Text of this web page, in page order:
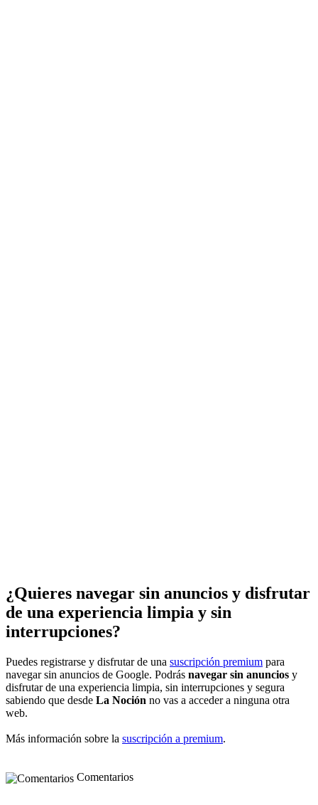
¿Quieres navegar sin anuncios y disfrutar
de una experiencia limpia y sin
interrupciones?
Puedes registrarse y disfrutar de una suscripción premium para
navegar sin anuncios de Google. Podrás navegar sin anuncios y
disfrutar de una experiencia limpia, sin interrupciones y segura
sabiendo que desde La Noción no vas a acceder a ninguna otra
web.
Más información sobre la suscripción a premium.
Comentarios